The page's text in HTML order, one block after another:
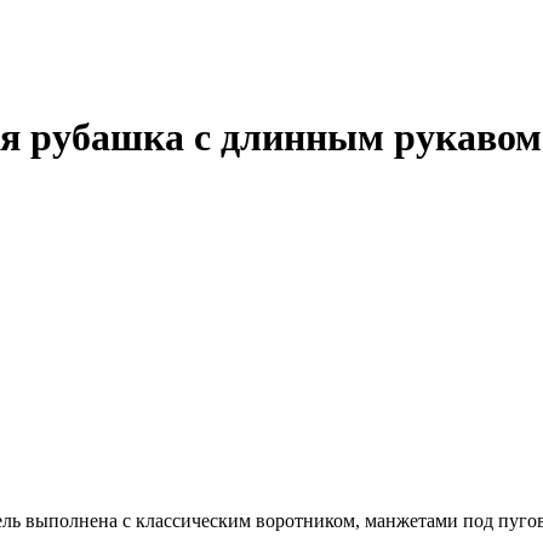
рубашка с длинным
выполнена с классическим воротником, манжетами под